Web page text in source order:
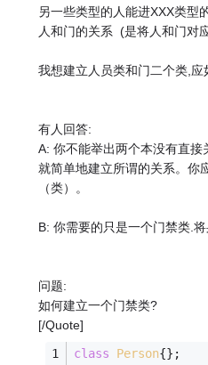
另一些类型的人能进XXX类型
人和门的关系 (是将人和门对
我想建立人员类和门二个类,
有人回答:
A: 你不能举出两个本没有直接
就简单地建立所谓的关系。你
（类）。
B: 你需要的只是一个门禁类.
问题:
如何建立一个门禁类?
[/Quote]
class
Person{};